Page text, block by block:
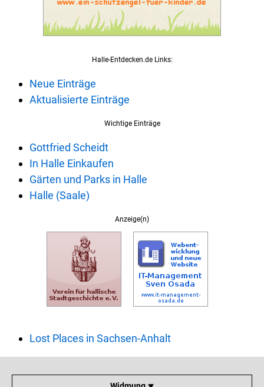
Halle-Entdecken.de Links:
Neue Einträge
Aktualisierte Einträge
Wichtige Einträge
Gottfried Scheidt
In Halle Einkaufen
Gärten und Parks in Halle
Halle (Saale)
Anzeige(n)
Lost Places in Sachsen-Anhalt